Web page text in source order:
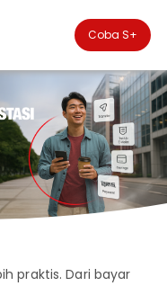
Coba S+
praktis. Dari bayar